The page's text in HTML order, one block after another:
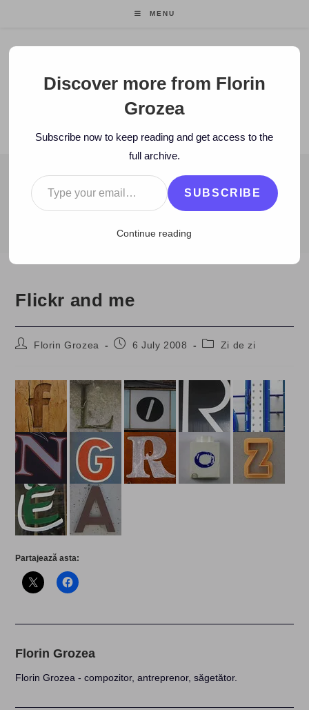
MENU
Florin Grozea
ENTREPRENEUR. FOUNDER/CEO MOCAPP.
BLOG
2008 > July > 6 > Zi de zi > Flickr and me
Flickr and me
PostFlorin Grozea
Post6 July 2008
PostZi de zi
Partajează asta:
Florin Grozea
Florin Grozea - compozitor, antreprenor, săgetător.
Discover more from Florin
Grozea
Subscribe now to keep reading and get access to the
full archive.
Type your email…
SUBSCRIBE
Continue reading